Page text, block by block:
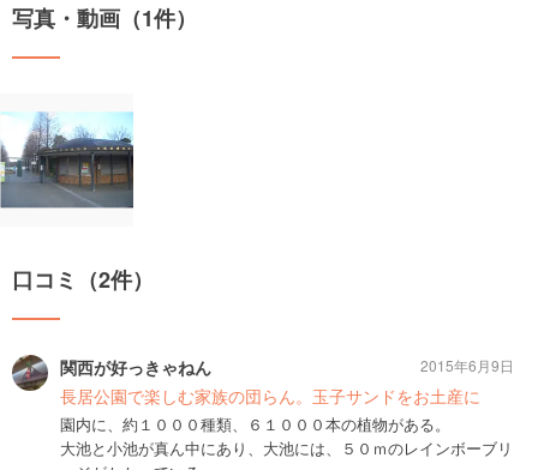
写真・動画（1件）
口コミ（2件）
関西が好っきゃねん
長居公園で楽しむ家族の団らん。玉子サンドをお土産に
園内に、約１０００種類、６１０００本の植物がある。
大池と小池が真ん中にあり、大池には、５０ｍのレインボーブリ
2015年6月9日